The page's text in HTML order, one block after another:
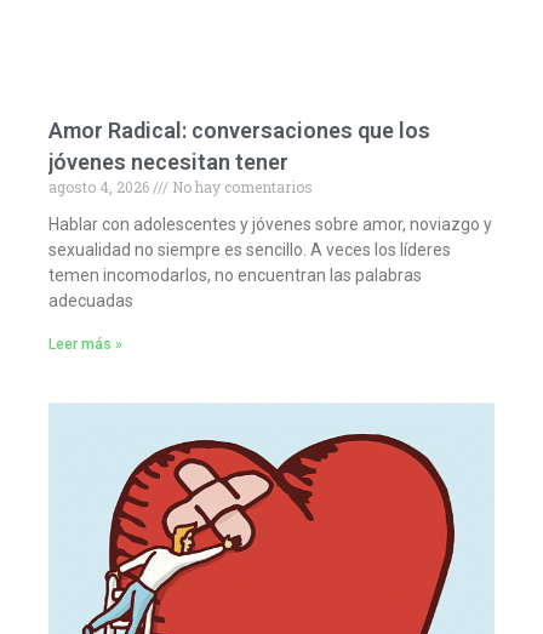
Amor Radical: conversaciones que los
jóvenes necesitan tener
agosto 4, 2026
No hay comentarios
Hablar con adolescentes y jóvenes sobre amor, noviazgo y
sexualidad no siempre es sencillo. A veces los líderes
temen incomodarlos, no encuentran las palabras
adecuadas
Leer más »